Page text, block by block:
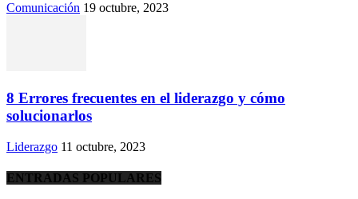
Comunicación 19 octubre, 2023
8 Errores frecuentes en el liderazgo y cómo
solucionarlos
Liderazgo 11 octubre, 2023
ENTRADAS POPULARES